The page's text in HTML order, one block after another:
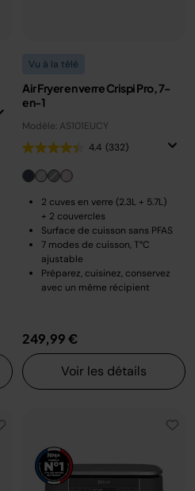
Vu à la télé
Air Fryer en verre Crispi Pro, 7-
en-1
Modèle: AS101EUCY
4.4 (332)
2 cuves en verre (2.3L + 5.7L)
+ 2 couvercles
Surface de cuisson sans PFAS
7 modes de cuisson, T°C
ajustable
Préparez, cuisinez, conservez
avec un même récipient
249,99 €
Voir les détails